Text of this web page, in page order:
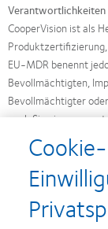
Verantwortlichkeiten
CooperVision ist als
EU-MDR benennt
Bevollmächtigten,
Bevollmächtigter
auch Sie eigene
der EU-MDR. Einen
herunterladen
und Ihnen konkrete
Händlerpflichten gibt.